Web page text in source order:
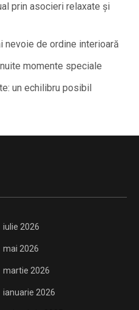
prin asocieri relaxate și
nevoie de ordine interioară
momente speciale
un echilibru posibil
iulie 2026
mai 2026
martie 2026
ianuarie 2026